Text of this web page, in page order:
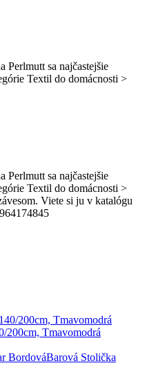
Perlmutt sa najčastejšie
Textil do domácnosti >
Perlmutt sa najčastejšie
Textil do domácnosti >
Viete si ju v katalógu
200cm, Tmavomodrá
Barová Stolička